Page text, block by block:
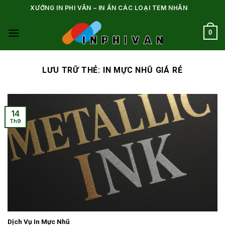
nội
XƯỞNG IN PHI VÂN – IN ẤN CÁC LOẠI TEM NHÃN
0
LƯU TRỮ THẺ: IN MỰC NHŨ GIÁ RẺ
Dịch Vụ In Mực Nhũ
14
Th9